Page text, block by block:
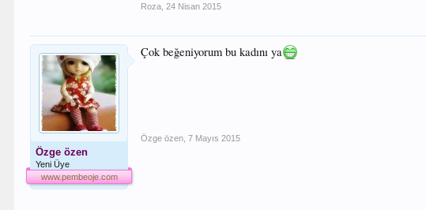
Roza 24 Nisan 2015
Özge özen
Yeni Üye
www.pembeoje.com
Çok beğeniyorum bu kadını ya
Özge özen 7 Mayıs 2015